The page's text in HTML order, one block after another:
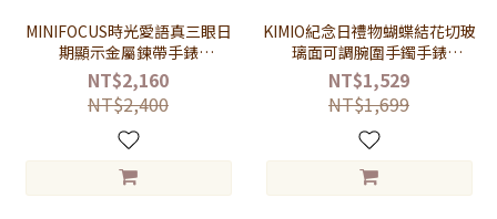
MINIFOCUS時光愛語真三眼日
期顯示金屬鍊帶手錶
【WMF0470】-藍面藍帶
NT$2,160
NT$2,400
KIMIO紀念日禮物蝴蝶結花切玻
璃面可調腕圍手鐲手錶
【WKI6435】-白面玫金帶
NT$1,529
NT$1,699